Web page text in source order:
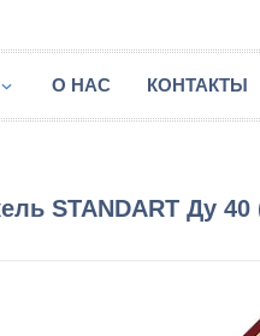
О НАС КОНТАКТЫ
STANDART Ду